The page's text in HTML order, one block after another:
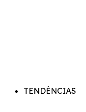
TENDÊNCIAS